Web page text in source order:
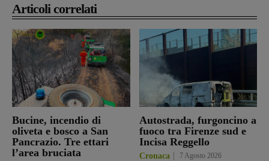
Articoli correlati
Bucine, incendio di
oliveta e bosco a San
Pancrazio. Tre ettari
l’area bruciata
Autostrada, furgoncino a
fuoco tra Firenze sud e
Incisa Reggello
Cronaca 7 Agosto 2026